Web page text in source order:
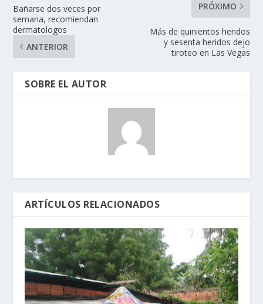
Bañarse dos veces por
semana, recomiendan
dermatologos
ANTERIOR
PRÓXIMO
Más de quinientos heridos
y sesenta heridos dejo
tiroteo en Las Vegas
SOBRE EL AUTOR
ARTÍCULOS RELACIONADOS